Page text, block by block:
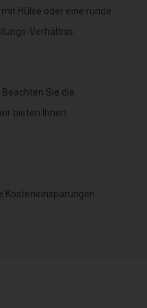
Hülse oder eine runde
Verhältnis.
Sie die
bieten Ihnen
Kosteneinsparungen